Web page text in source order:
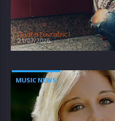
Oμάδα Σύνταξης Ι
21/07/2026
MUSIC NEWS